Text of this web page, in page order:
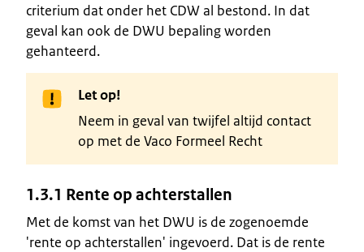
criterium dat onder het CDW al bestond. In dat
geval kan ook de DWU bepaling worden
gehanteerd.
Let op!
Neem in geval van twijfel altijd contact
op met de Vaco Formeel Recht
1.3.1 Rente op achterstallen
Met de komst van het DWU is de zogenoemde
'rente op achterstallen' ingevoerd. Dat is de rente